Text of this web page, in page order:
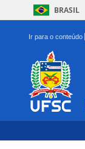
BRASIL
Ir para o conteúdo